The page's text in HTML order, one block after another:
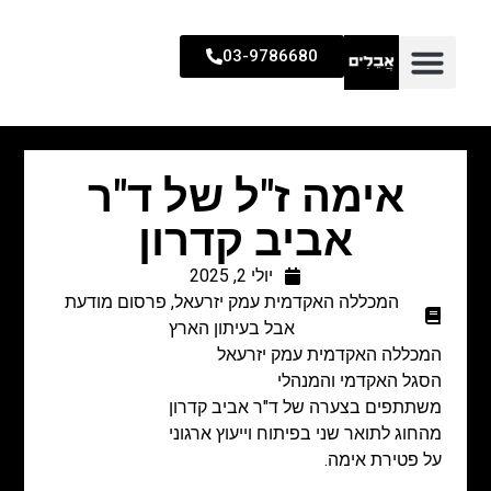
03-9786680
אימה ז"ל של ד"ר
אביב קדרון
יולי 2, 2025
המכללה האקדמית עמק יזרעאל, פרסום מודעת
אבל בעיתון הארץ
המכללה האקדמית עמק יזרעאל
הסגל האקדמי והמנהלי
משתתפים בצערה של ד"ר אביב קדרון
מהחוג לתואר שני בפיתוח וייעוץ ארגוני
על פטירת אימה.